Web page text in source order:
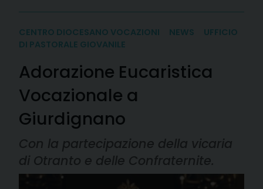
CENTRO DIOCESANO VOCAZIONI NEWS
UFFICIO
DI PASTORALE GIOVANILE
Adorazione Eucaristica
Vocazionale a
Giurdignano
Con la partecipazione della vicaria
di Otranto e delle Confraternite.